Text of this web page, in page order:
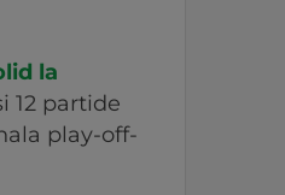
la
12 partide
play-off-